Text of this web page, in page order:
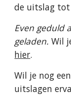
de uitslag
Even geduld
geladen.Wil
hier.
Wil je nog
uitslagen